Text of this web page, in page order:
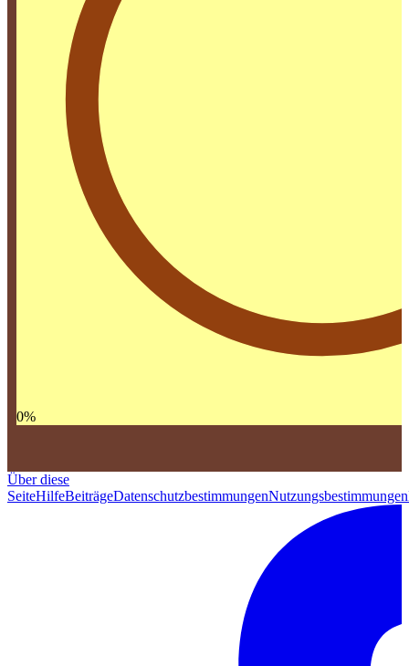
0%
Über diese
SeiteHilfeBeiträgeDatenschutzbestimmungenNutzungsbestimmungen